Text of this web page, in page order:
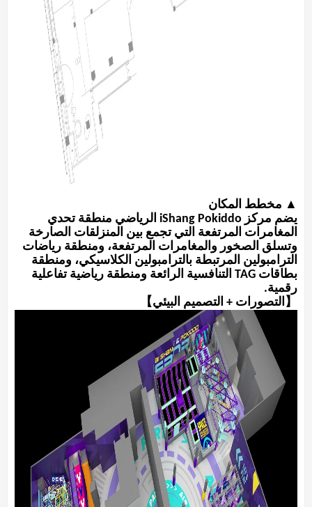
▲ مخطط المكان
يضم مركز iShang Pokiddo الرياضي منطقة تحدي
المغامرات المرتفعة التي تجمع بين المنزلقات الصارخة
وتسلق الصخور والمغامرات المرتفعة، ومنطقة رياضات
الترامبولين المرتبطة بالترامبولين الكلاسيكي، ومنطقة
بطاقات TAG التنافسية الرائعة ومنطقة رياضية تفاعلية
رقمية.
【التصورات + التصميم البيئي】